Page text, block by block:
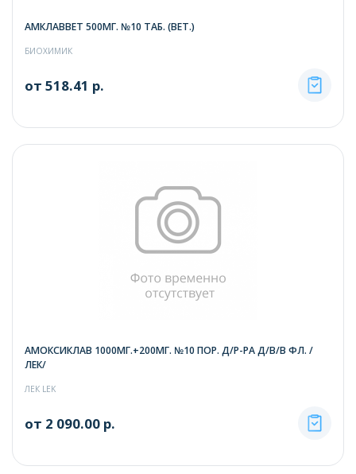
АМКЛАВВЕТ 500МГ. №10 ТАБ. (ВЕТ.)
БИОХИМИК
от 518.41 р.
АМОКСИКЛАВ 1000МГ.+200МГ. №10 ПОР. Д/Р-РА Д/В/В ФЛ. /
ЛЕК/
ЛЕК LEK
от 2 090.00 р.